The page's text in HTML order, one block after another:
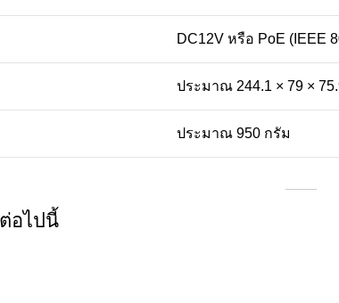
DC12V หรือ PoE (IEEE
ประมาณ 244.1 × 79 ×
ประมาณ 950 กรัม
อไปนี้